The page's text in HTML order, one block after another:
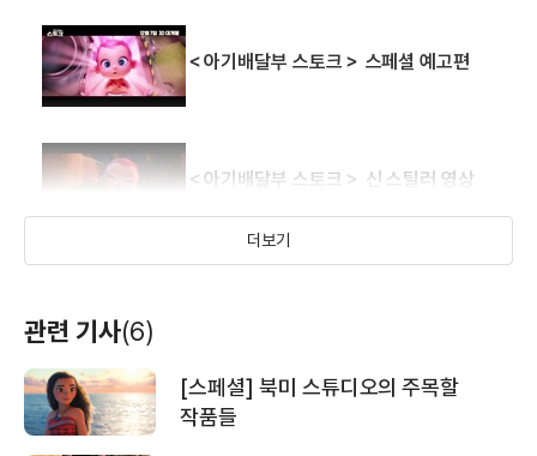
＜아기배달부 스토크＞ 스페셜 예고편
＜아기배달부 스토크＞ 신 스틸러 영상
＜아기배달부 스토크＞ 1차 예고편
더보기
관련 기사(6)
[스페셜] 북미 스튜디오의 주목할
작품들